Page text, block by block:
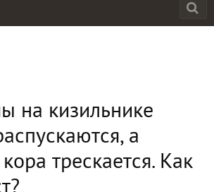
на кизильнике
а
трескается. Как